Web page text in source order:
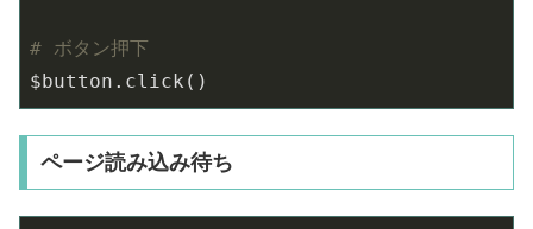
# ボタン押下
$button.click()
ページ読み込み待ち